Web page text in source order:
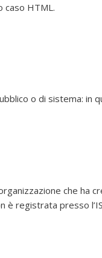
caso HTML.
o di sistema: in
che ha
è registrata presso